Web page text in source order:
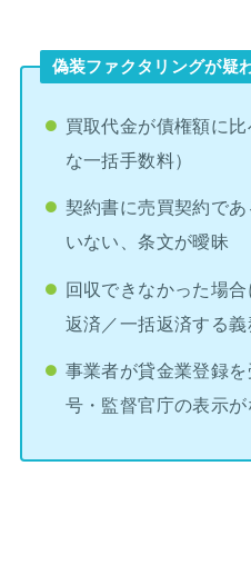
偽装ファクタリングが疑
買取代金が債権額に
な一括手数料）
契約書に売買契約で
いない、条文が曖昧
回収できなかった場
返済／一括返済する義
事業者が貸金業登録
号・監督官庁の表示が